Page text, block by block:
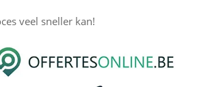
veel sneller kan!